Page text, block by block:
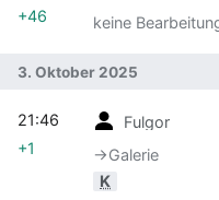
keine
+46
3. Oktober 2025
Fulgor
→‎Galerie
K
21:46
+1